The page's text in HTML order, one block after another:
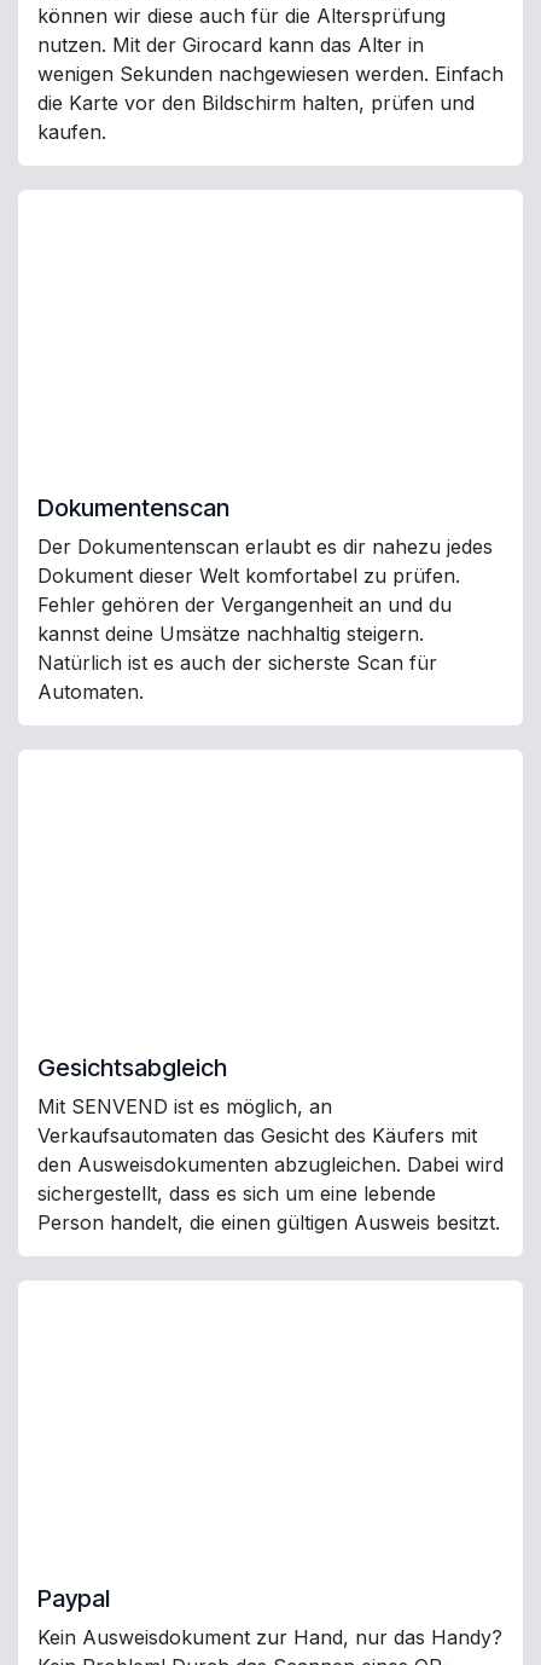
können wir diese auch für die Altersprüfung
nutzen. Mit der Girocard kann das Alter in
wenigen Sekunden nachgewiesen werden. Einfach
die Karte vor den Bildschirm halten, prüfen und
kaufen.
Dokumentenscan
Der Dokumentenscan erlaubt es dir nahezu jedes
Dokument dieser Welt komfortabel zu prüfen.
Fehler gehören der Vergangenheit an und du
kannst deine Umsätze nachhaltig steigern.
Natürlich ist es auch der sicherste Scan für
Automaten.
Gesichtsabgleich
Mit SENVEND ist es möglich, an
Verkaufsautomaten das Gesicht des Käufers mit
den Ausweisdokumenten abzugleichen. Dabei wird
sichergestellt, dass es sich um eine lebende
Person handelt, die einen gültigen Ausweis besitzt.
Paypal
Kein Ausweisdokument zur Hand, nur das Handy?